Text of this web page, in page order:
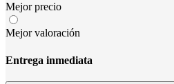
Mejor precio
Mejor valoración
Entrega inmediata